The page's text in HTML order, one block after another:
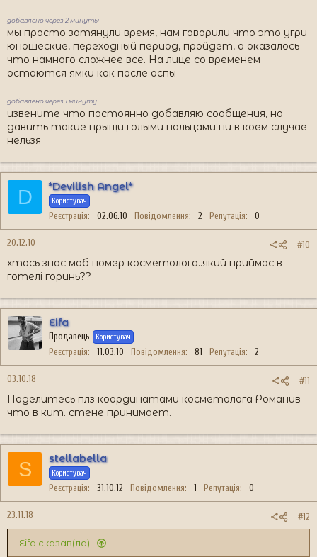
добавлено через 2 минуты
мы просто затянули время, нам говорили что это угри
юношеские, переходный период, пройдет, а оказалось
что намного сложнее все. На лице со временем
остаются ямки как после оспы
добавлено через 1 минуту
извените что постоянно добавляю сообщения, но
давить такие прыщи голыми пальцами ни в коем случае
нельзя
D *Devilish Angel*
Користувач
Реєстрація 02.06.10 Повідомлення 2 Репутація 0
20.12.10 #10
хтось знає моб номер косметолога..який приймає в
готелі горинь??
Eifa
Продавець Користувач
Реєстрація 11.03.10 Повідомлення 81 Репутація 2
03.10.18 #11
Поделитесь плз координатами косметолога Романив
что в кит. стене принимает.
S stellabella
Користувач
Реєстрація 31.10.12 Повідомлення 1 Репутація 0
23.11.18 #12
Eifa сказав(ла):